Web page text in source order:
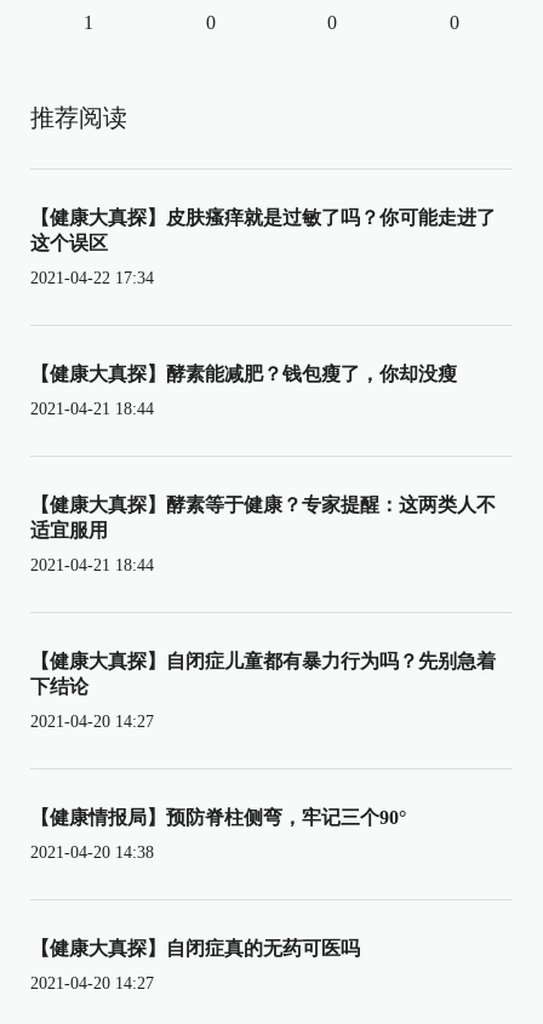
1 0 0 0
推荐阅读
【健康大真探】皮肤瘙痒就是过敏了吗？你可能走进了
这个误区
2021-04-22 17:34
【健康大真探】酵素能减肥？钱包瘦了，你却没瘦
2021-04-21 18:44
【健康大真探】酵素等于健康？专家提醒：这两类人不
适宜服用
2021-04-21 18:44
【健康大真探】自闭症儿童都有暴力行为吗？先别急着
下结论
2021-04-20 14:27
【健康情报局】预防脊柱侧弯，牢记三个90°
2021-04-20 14:38
【健康大真探】自闭症真的无药可医吗
2021-04-20 14:27